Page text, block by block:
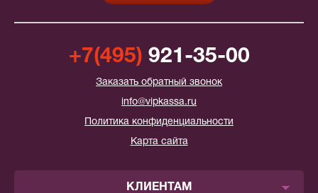
+7(495) 921-35-00
Заказать обратный звонок
info@vipkassa.ru
Политика конфиденциальности
Карта сайта
КЛИЕНТАМ